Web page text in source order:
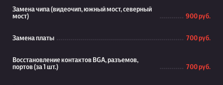
Замена чипа (видеочип, южный мост, северный
мост)
900 руб.
Замена платы 700 руб.
Восстановление контактов BGA, разъемов,
портов (за 1 шт.)
700 руб.